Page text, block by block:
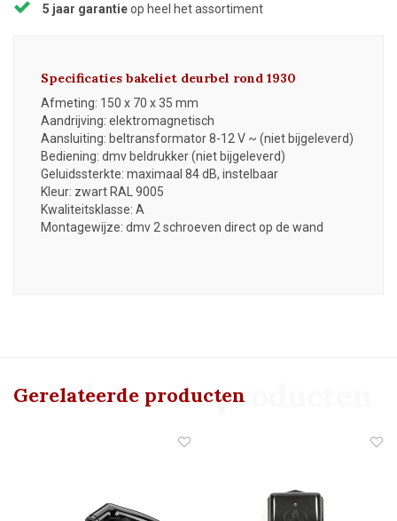
5 jaar garantieop heel het assortiment
Specificaties bakeliet deurbel rond 1930
Afmeting: 150 x 70 x 35 mm
Aandrijving: elektromagnetisch
Aansluiting: beltransformator 8-12 V ~ (niet bijgeleverd)
Bediening: dmv beldrukker (niet bijgeleverd)
Geluidssterkte: maximaal 84 dB, instelbaar
Kleur: zwart RAL 9005
Kwaliteitsklasse: A
Montagewijze: dmv 2 schroeven direct op de wand
Gerelateerde producten
Gerelateerde producten